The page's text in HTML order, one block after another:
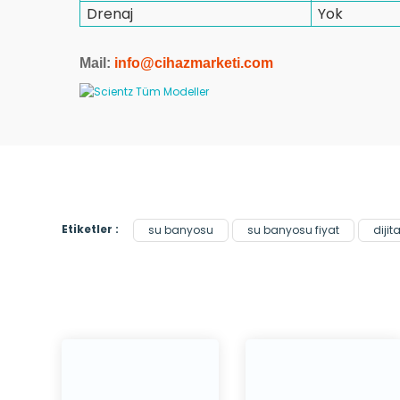
Drenaj
Yok
Mail: info@cihazmarketi.com
Etiketler : su banyosu su banyosu fiyat